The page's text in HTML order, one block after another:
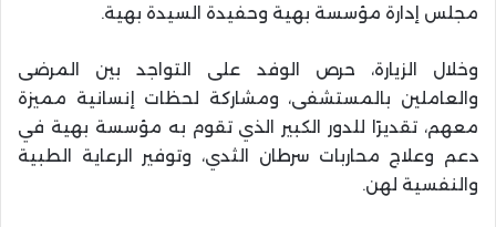
مجلس إدارة مؤسسة بهية وحفيدة السيدة بهية.
وخلال الزيارة، حرص الوفد على التواجد بين المرضى
والعاملين بالمستشفى، ومشاركة لحظات إنسانية مميزة
معهم، تقديرًا للدور الكبير الذي تقوم به مؤسسة بهية في
دعم وعلاج محاربات سرطان الثدي، وتوفير الرعاية الطبية
والنفسية لهن.